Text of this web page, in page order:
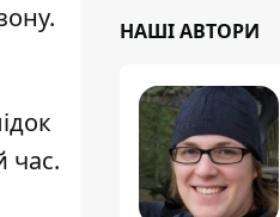
час.
НАШІ АВТОРИ